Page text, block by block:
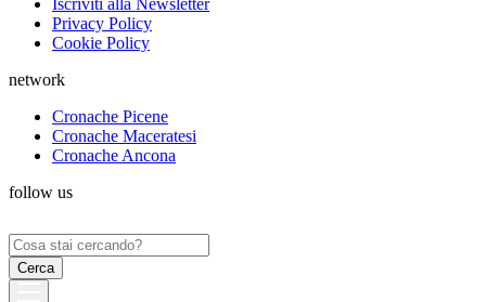
Iscriviti alla Newsletter
Privacy Policy
Cookie Policy
network
Cronache Picene
Cronache Maceratesi
Cronache Ancona
follow us
Ricerca
per: